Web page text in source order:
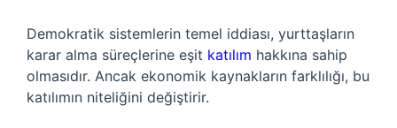
Demokratik sistemlerin temel iddiası, yurttaşların
karar alma süreçlerine eşit katılım hakkına sahip
olmasıdır. Ancak ekonomik kaynakların farklılığı, bu
katılımın niteliğini değiştirir.